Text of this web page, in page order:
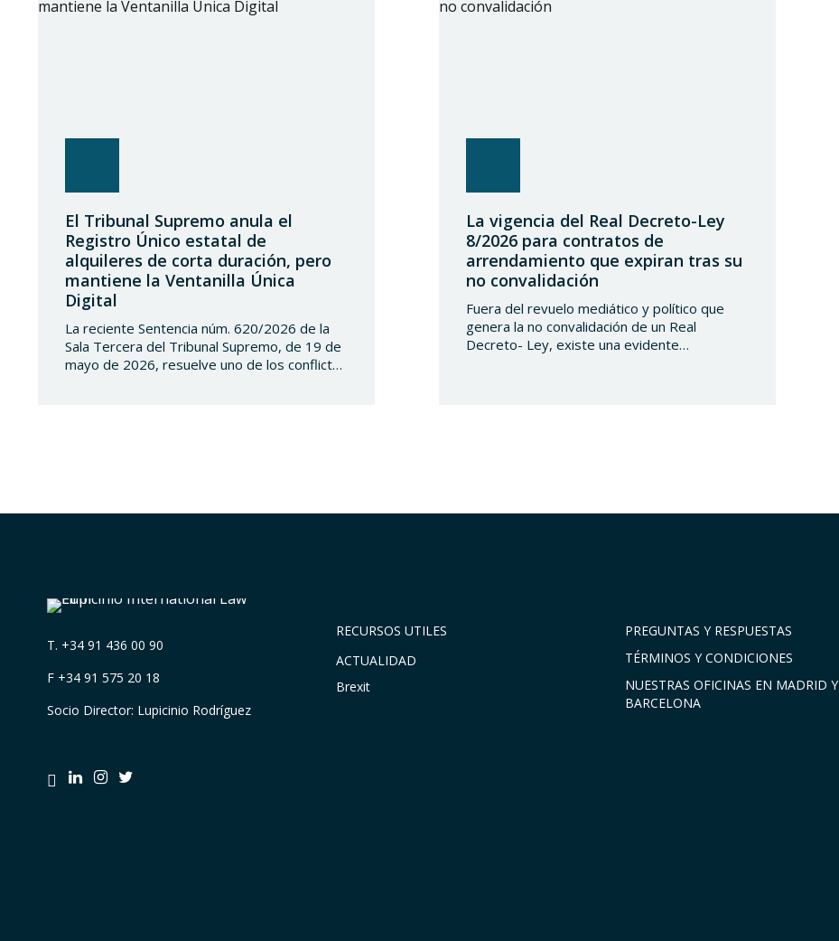
El Tribunal Supremo anula el
Registro Único estatal de
alquileres de corta duración, pero
mantiene la Ventanilla Única
Digital
La reciente Sentencia núm. 620/2026 de la
Sala Tercera del Tribunal Supremo, de 19 de
mayo de 2026, resuelve uno de los conflictos
La vigencia del Real Decreto-Ley
8/2026 para contratos de
arrendamiento que expiran tras su
no convalidación
Fuera del revuelo mediático y político que
genera la no convalidación de un Real
Decreto- Ley, existe una evidente
T. +34 91 436 00 90
F +34 91 575 20 18
Socio Director: Lupicinio Rodríguez
RECURSOS UTILES
ACTUALIDAD
Brexit
PREGUNTAS Y RESPUESTAS
TÉRMINOS Y CONDICIONES
NUESTRAS OFICINAS EN MADRID Y
BARCELONA